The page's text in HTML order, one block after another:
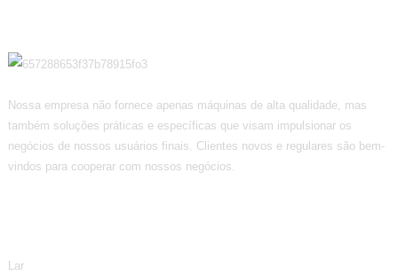
Nossa empresa não fornece apenas máquinas de alta qualidade, mas
também soluções práticas e específicas que visam impulsionar os
negócios de nossos usuários finais. Clientes novos e regulares são bem-
vindos para cooperar com nossos negócios.
Lar